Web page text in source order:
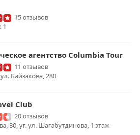
15 отзывов
1
агентство Columbia Tour
11 отзывов
Байзакова, 280
Club
20 отзывов
30, уг. ул. Шагабутдинова, 1 этаж